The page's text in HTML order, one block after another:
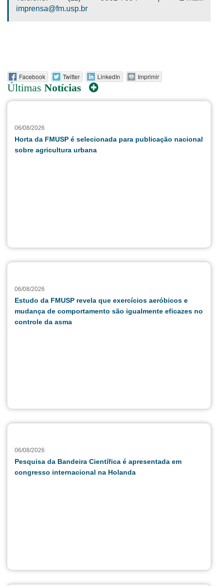
imprensa@fm.usp.br
Facebook Twitter LinkedIn Imprimir
Últimas Notícias
06/08/2026
Horta da FMUSP é selecionada para publicação nacional
sobre agricultura urbana
06/08/2026
Estudo da FMUSP revela que exercícios aeróbicos e
mudança de comportamento são igualmente eficazes no
controle da asma
06/08/2026
Pesquisa da Bandeira Científica é apresentada em
congresso internacional na Holanda